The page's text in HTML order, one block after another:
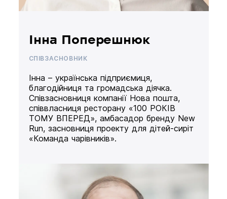
Інна Поперешнюк
СПІВЗАСНОВНИК
Інна – українська підприємиця,
благодійниця та громадська діячка.
Співзасновниця компанії Нова пошта,
співвласниця ресторану «100 РОКІВ
ТОМУ ВПЕРЕД», амбасадор бренду New
Run, засновниця проекту для дітей-сиріт
«Команда чарівників».